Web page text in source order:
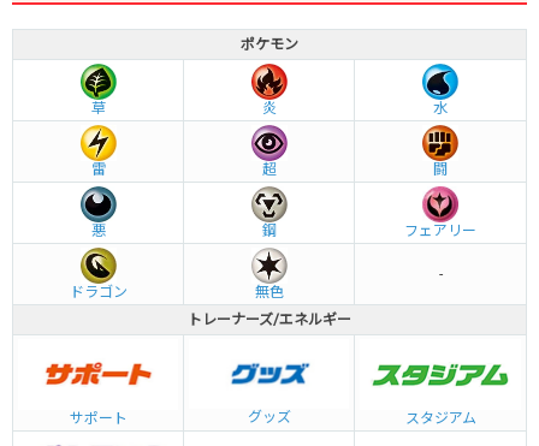
ポケモン
草 炎 水
雷 超 闘
悪 鋼 フェアリー
ドラゴン 無色
-
トレーナーズ/エネルギー
サポート グッズ スタジアム